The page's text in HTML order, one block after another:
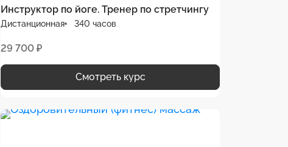
Инструктор по йоге. Тренер по стретчингу
Дистанционная 340 часов
29 700 ₽
Смотреть курс